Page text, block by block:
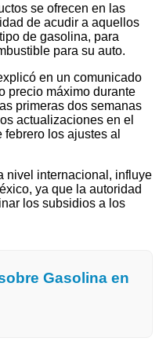
se ofrecen en las
de acudir a aquellos
de gasolina, para
para su auto.
en un comunicado
precio máximo durante
primeras dos semanas
actualizaciones en el
los ajustes al
nivel internacional, influye
ya que la autoridad
los subsidios a los
Gasolina en